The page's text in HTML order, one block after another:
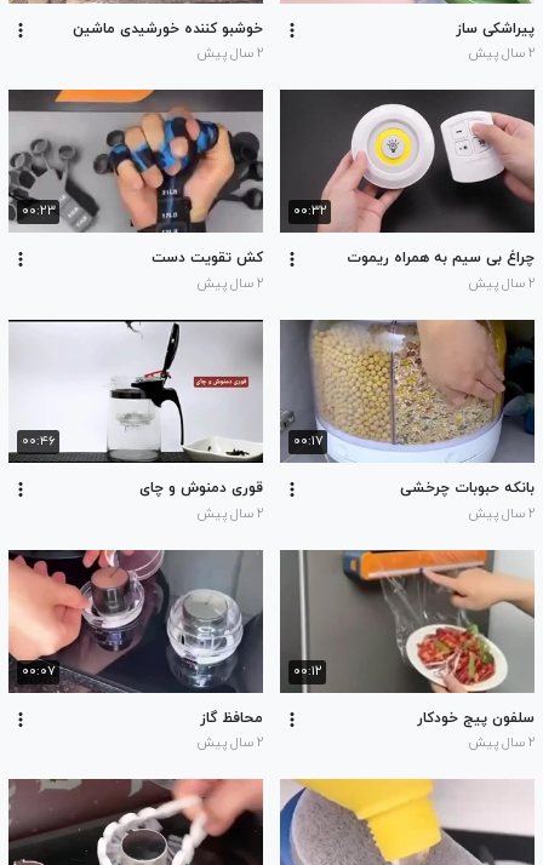
پیراشکی ساز
۲ سال پیش
خوشبو کننده خورشیدی ماشین
۲ سال پیش
۰۰:۳۲
چراغ بی سیم به همراه ریموت
۲ سال پیش
۰۰:۲۳
کش تقویت دست
۲ سال پیش
۰۰:۱۷
بانکه حبوبات چرخشی
۲ سال پیش
۰۰:۴۶
قورى دمنوش و چاى
۲ سال پیش
۰۰:۱۲
سلفون پیج خودکار
۲ سال پیش
۰۰:۰۷
محافظ گاز
۲ سال پیش